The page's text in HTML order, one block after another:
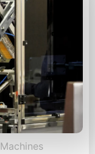
Machines